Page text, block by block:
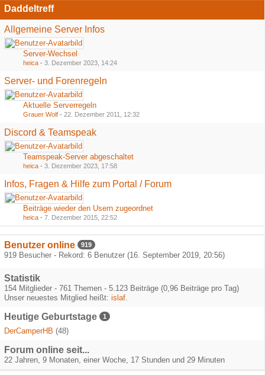
Daddeltreff
Allgemeine Server Infos
Server-Wechsel
heica - 3. Dezember 2023, 14:24
Server- und Forenregeln
Aktuelle Serverregeln
Grauer Wolf - 22. Dezember 2011, 12:32
Discord & Teamspeak
Teamspeak-Server abgeschaltet
heica - 3. Dezember 2023, 17:58
Infos, Fragen & Hilfe zum Portal / Forum
Beiträge wieder den Usern zugeordnet
heica - 7. Dezember 2015, 22:52
Benutzer online 919
919 Besucher - Rekord: 6 Benutzer (16. September 2019, 20:56)
Statistik
154 Mitglieder - 761 Themen - 5.123 Beiträge (0,96 Beiträge pro Tag)
Unser neuestes Mitglied heißt: islaf
Heutige Geburtstage 1
DerCamperHB (48)
Forum online seit...
22 Jahren, 9 Monaten, einer Woche, 17 Stunden und 29 Minuten